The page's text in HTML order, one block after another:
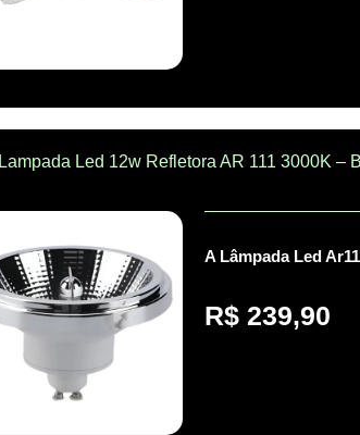
Led 12w Refletora AR 111 3000K –
A Lâmpada Led
R$239,90